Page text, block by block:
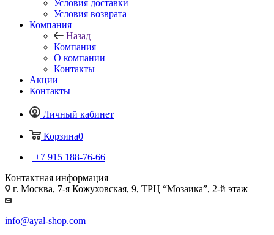
Условия доставки
Условия возврата
Компания
Назад
Компания
О компании
Контакты
Акции
Контакты
Личный кабинет
Корзина0
+7 915 188-76-66
Контактная информация
г. Москва, 7-я Кожуховская, 9, ТРЦ “Мозаика”, 2-й этаж
info@ayal-shop.com